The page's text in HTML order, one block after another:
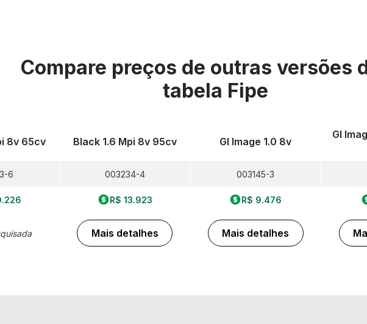
Compare preços de outras versões
tabela Fipe
8v 65cv
6
Black 1.6 Mpi 8v 95cv
003234-4
R$ 13.923
Mais detalhes
Gl Image 1.0 8v
003145-3
R$ 9.476
Mais detalhes
Gl